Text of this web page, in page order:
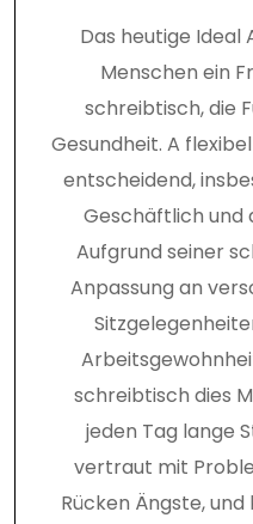
Das heutige Ideal
Menschen ein
schreibtisch, die
Gesundheit. A
entscheidend,
Geschäftlich und
Aufgrund seiner
Anpassung an
schreibtisch dies
jeden Tag lange
vertraut mit
Rücken Ängste,